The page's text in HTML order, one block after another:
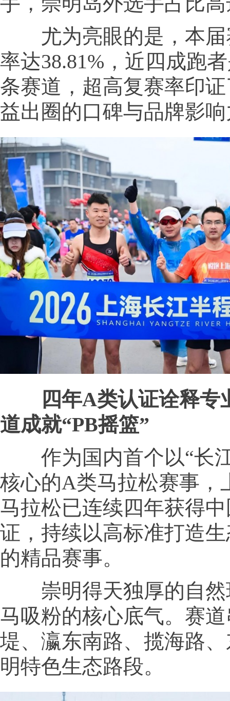
尤为亮眼的是，本届
率达38.81%，近四成跑
条赛道，超高复赛率印
益出圈的口碑与品牌影
四年A类认证诠释专
道成就“PB摇篮”
作为国内首个以“长
核心的A类马拉松赛事，
马拉松已连续四年获得
证，持续以高标准打造
的精品赛事。
崇明得天独厚的自然
马吸粉的核心底气。赛
堤、瀛东南路、揽海路
明特色生态路段。